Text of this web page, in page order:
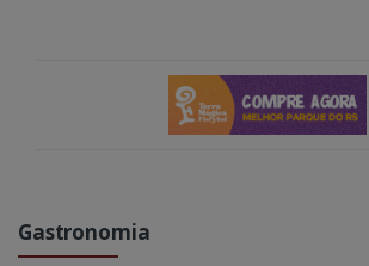
Gastronomia